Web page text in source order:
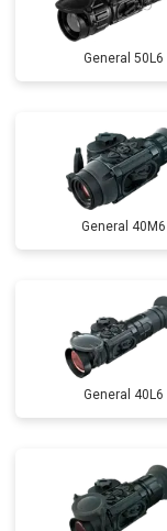
General 50L6
General 40M6
General 40L6